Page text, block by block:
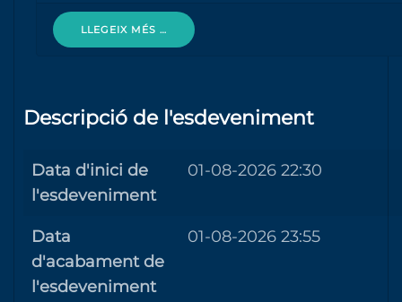
LLEGEIX MÉS …
Descripció de l'esdeveniment
Data d'inici de
l'esdeveniment
01-08-2026 22:30
Data
d'acabament de
l'esdeveniment
01-08-2026 23:55